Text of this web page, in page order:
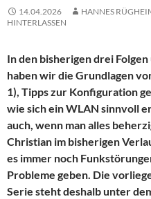
14.04.2026 HANNES
HINTERLASSEN
In den bisherigen drei
haben wir die Grundlagen
1), Tipps zur Konfiguration
wie sich ein WLAN sinnvoll
auch, wenn man alles
Christian im bisherigen
es immer noch
Probleme geben. Die
Serie steht deshalb unter